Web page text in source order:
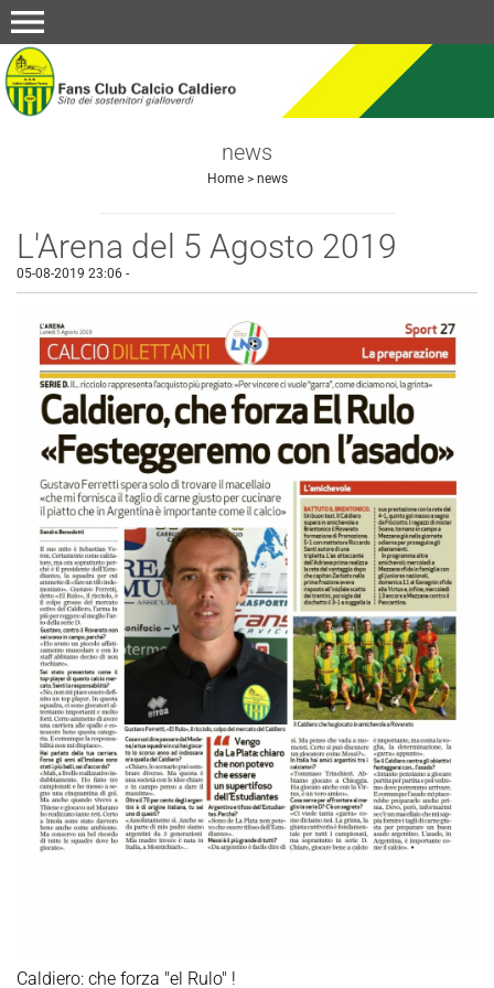
menu
news
Home> news
L'Arena del 5 Agosto 2019
05-08-2019 23:06 -
Caldiero: che forza "el Rulo" !